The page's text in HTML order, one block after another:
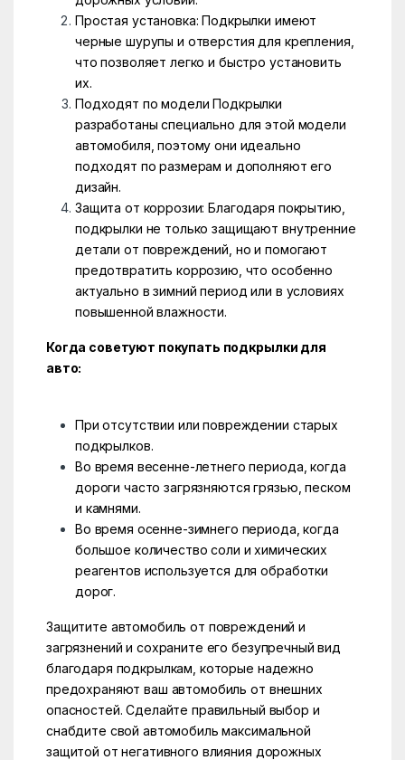
Простая установка: Подкрылки имеют
черные шурупы и отверстия для крепления,
что позволяет легко и быстро установить
их.
Подходят по модели Подкрылки
разработаны специально для этой модели
автомобиля, поэтому они идеально
подходят по размерам и дополняют его
дизайн.
Защита от коррозии: Благодаря покрытию,
подкрылки не только защищают внутренние
детали от повреждений, но и помогают
предотвратить коррозию, что особенно
актуально в зимний период или в условиях
повышенной влажности.
Когда советуют покупать подкрылки для
авто:
При отсутствии или повреждении старых
подкрылков.
Во время весенне-летнего периода, когда
дороги часто загрязняются грязью, песком
и камнями.
Во время осенне-зимнего периода, когда
большое количество соли и химических
реагентов используется для обработки
дорог.
Защитите автомобиль от повреждений и
загрязнений и сохраните его безупречный вид
благодаря подкрылкам, которые надежно
предохраняют ваш автомобиль от внешних
опасностей. Сделайте правильный выбор и
снабдите свой автомобиль максимальной
защитой от негативного влияния дорожных